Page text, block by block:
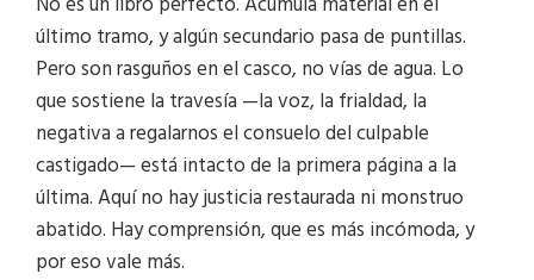
último tramo, y algún secundario pasa de puntillas.
Pero son rasguños en el casco, no vías de agua. Lo
que sostiene la travesía —la voz, la frialdad, la
negativa a regalarnos el consuelo del culpable
castigado— está intacto de la primera página a la
última. Aquí no hay justicia restaurada ni monstruo
abatido. Hay comprensión, que es más incómoda, y
por eso vale más.